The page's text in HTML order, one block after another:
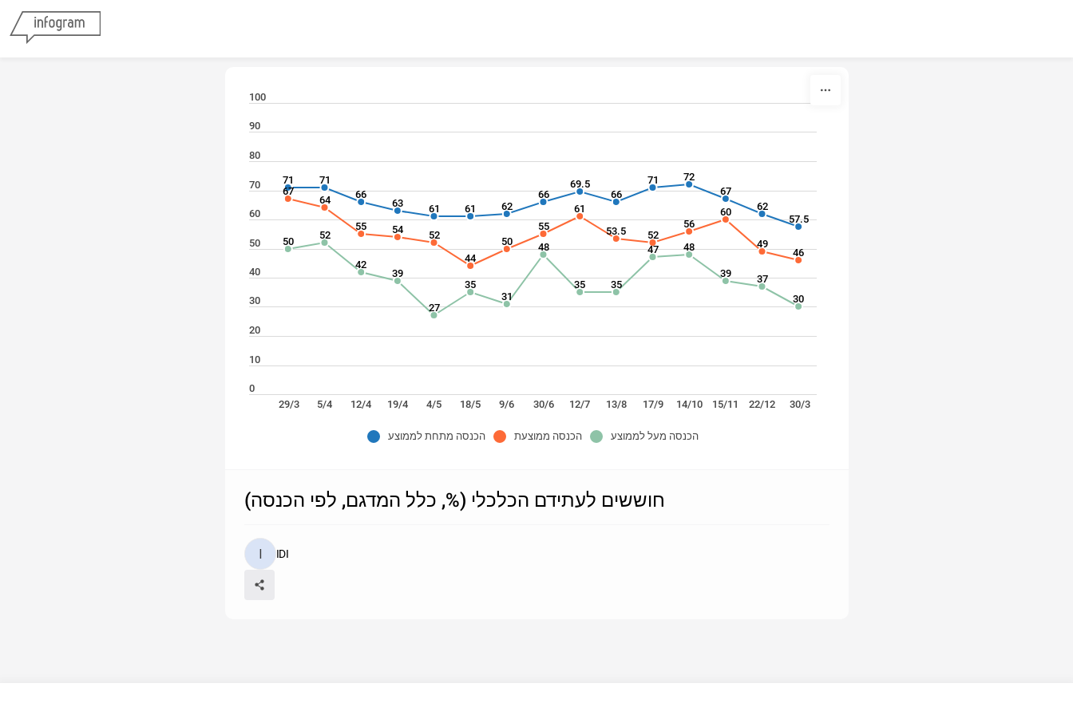
0
10
20
30
40
50
60
70
80
90
100
29/3 5/4 12/4 19/4 4/5 18/5 9/6 30/6 12/7 13/8 17/9 14/10 15/11 22/12 30/3
71
71
66
63 61 61 62
66
69.5
66
71
72
67
62
57.5
67
64
55 54
52
44
50
55
61
53.5
52
56
60
49
46
50
52
42
39
27
35
31
48
35 35
47 48
39
37
30
הכנסה מתחת לממוצע הכנסה ממוצעת הכנסה מעל לממוצע
חוששים לעתידם הכלכלי (%, כלל המדגם, לפי הכנסה)
IDI